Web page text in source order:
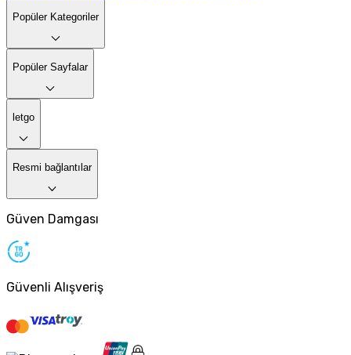
Popüler Kategoriler
Popüler Sayfalar
letgo
Resmi bağlantılar
Güven Damgası
Güvenli Alışveriş